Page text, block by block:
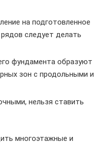
на подготовленное
следует делать
фундамента образуют
зон с продольными и
нельзя ставить
многоэтажные и